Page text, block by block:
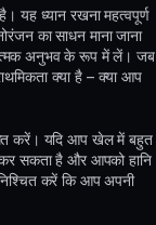
यह ध्यान रखना महत्वपूर्ण
का साधन माना जाना
अनुभव के रूप में लें। जब
क्या है – क्या आप
करें। यदि आप खेल में बहुत
सकता है और आपको हानि
करें कि आप अपनी